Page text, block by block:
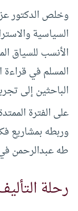
وخلص الدكتور
السياسية
الأنسب للسياق
المسلم في قراءة
الباحثين إلى
على الفترة
وربطه بمشاريع
طه عبدالرحمن في
رحلة